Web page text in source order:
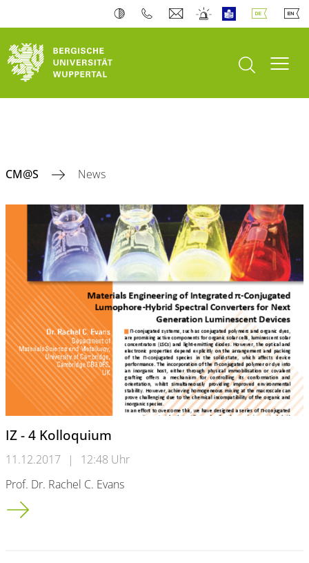
Suche öffnen
CM@S News
IZ - 4 Kolloquium
11.12.2017 |
12:48 Uhr
Prof. Dr. Rachel C. Evans
IZ - 4 Kolloquium